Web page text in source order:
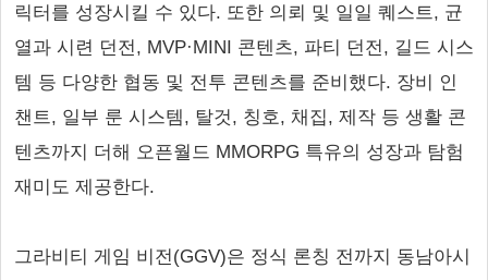
릭터를 성장시킬 수 있다. 또한 의뢰 및 일일 퀘스트, 균
열과 시련 던전, MVP·MINI 콘텐츠, 파티 던전, 길드 시스
템 등 다양한 협동 및 전투 콘텐츠를 준비했다. 장비 인
챈트, 일부 룬 시스템, 탈것, 칭호, 채집, 제작 등 생활 콘
텐츠까지 더해 오픈월드 MMORPG 특유의 성장과 탐험
재미도 제공한다.
그라비티 게임 비전(GGV)은 정식 론칭 전까지 동남아시